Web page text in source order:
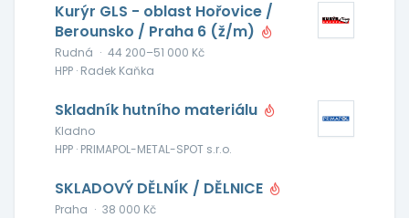
Kurýr GLS - oblast Hořovice /
Berounsko / Praha 6 (ž/m)
Rudná · 44 200–51 000 Kč
HPP · Radek Kaňka
Skladník hutního materiálu
Kladno
HPP · PRIMAPOL-METAL-SPOT s.r.o.
SKLADOVÝ DĚLNÍK / DĚLNICE
Praha · 38 000 Kč